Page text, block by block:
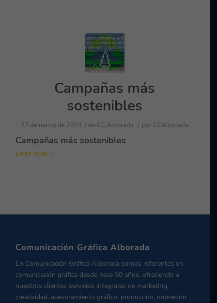
Campañas más
sostenibles
27 de marzo de 2023 / en CG Alborada / por CGAlborada
Campañas más sostenibles
Leer más
Comunicación Gráfica Alborada
En Comunicación Gráfica Alborada somos referentes en
comunicación gráfica desde hace 50 años, ofreciendo a
nuestros clientes servicios integrales de marketing,
creatividad, asesoramiento gráfico, producción, impresión